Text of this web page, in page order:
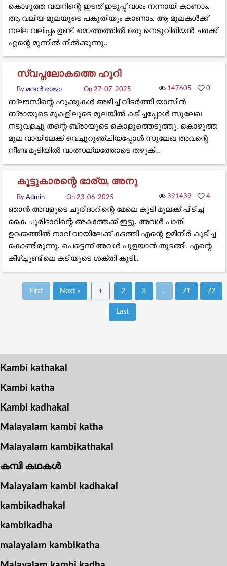
കൊഴുത്ത വയറിന്റെ ഇടത് ഇടുപ്പ് വശം നന്നായി കാണാം.
ആ വലിയ മുലയുടെ പകുതിയും കാണാം. ആ മുലകൾക്ക്
നല്ല വലിപ്പം ഉണ്ട്. മൊത്തത്തിൽ ഒരു നെടുവിരിയൻ ചരക്ക്
എന്റെ മുന്നിൽ നിൽക്കുന്നു..
സ്വപ്നലോകത്തെ ഹൂറി
By മന്ദന്‍ രാജാ On 27-07-2025 147605 0
ബ്ലൗസിന്റെ ഹുക്കുകൾ അഴിച്ച് വിടർത്തി യാസീൻ
ബ്രായുടെ മുകളിലൂടെ മുലയിൽ കടിച്ചപ്പോൾ സുലേഖ
നടുവളച്ചു തന്റെ ബ്രായുടെ കൊളുത്തെടുത്തു. കൊഴുത്ത
മുല വായിലേക്ക് വെച്ചുറുഞ്ചിയപ്പോൾ സുലേഖ അവന്റെ
നീണ്ട മുടിയിൽ വാത്സല്യത്തോടെ തഴുകി..
കൂട്ടുകാരന്റെ ഭാര്യ, അനു
By Admin On 23-06-2025 391439 4
ഞാൻ അവളുടെ ചുരിദാറിന്റെ മേലെ കൂടി മുലക്ക് പിടിച്ച
കൈ ചുരിദാറിന്റെ അകത്തേക്ക് ഇട്ടു. അവൾ പാതി
ഉറക്കത്തിൽ നാവ് വായിലേക്ക് കടത്തി എന്റെ ഉമിനീർ കുടിച്ച
കൊണ്ടിരുന്നു. പെട്ടെന്ന് അവൾ പുളയാൻ തുടങ്ങി. എന്റെ
കീഴ്ച്ചുണ്ടിലെ കടിയുടെ ശക്തി കൂടി..
First Next » 1 2 3 .. 71 72
Last
Kambi kathakal
Kambi katha
Kambi kadhakal
Malayalam kambi katha
Malayalam kambikathakal
കമ്പി കഥകൾ
Malayalam kambi kadhakal
kambikadhakal
kambikadha
malayalam kambikatha